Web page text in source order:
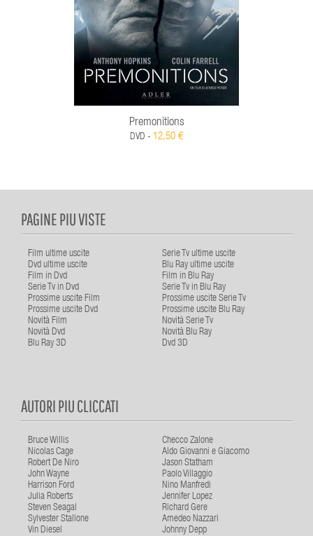
Premonitions
DVD - 12,50 €
PAGINE PIU VISTE
Film ultime uscite
Serie Tv ultime uscite
Dvd ultime uscite
Blu Ray ultime uscite
Film in Dvd
Film in Blu Ray
Serie Tv in Dvd
Serie Tv in Blu Ray
Prossime uscite Film
Prossime uscite Serie Tv
Prossime uscite Dvd
Prossime uscite Blu Ray
Novità Film
Novità Serie Tv
Novità Dvd
Novità Blu Ray
Blu Ray 3D
Dvd 3D
AUTORI PIU CLICCATI
Bruce Willis
Checco Zalone
Nicolas Cage
Aldo Giovanni e Giacomo
Robert De Niro
Jason Statham
John Wayne
Paolo Villaggio
Harrison Ford
Nino Manfredi
Julia Roberts
Jennifer Lopez
Steven Seagal
Richard Gere
Sylvester Stallone
Amedeo Nazzari
Vin Diesel
Johnny Depp